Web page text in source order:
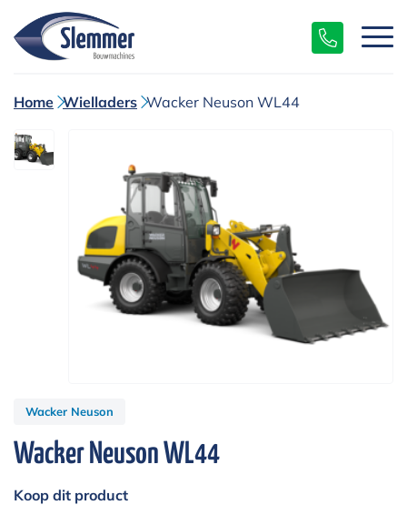
Home Wielladers Wacker Neuson WL44
Wacker Neuson
Wacker Neuson WL44
Koop dit product